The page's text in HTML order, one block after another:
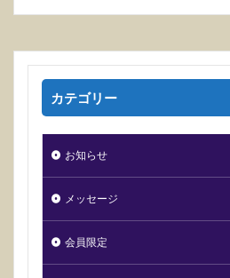
カテゴリー
お知らせ
メッセージ
会員限定